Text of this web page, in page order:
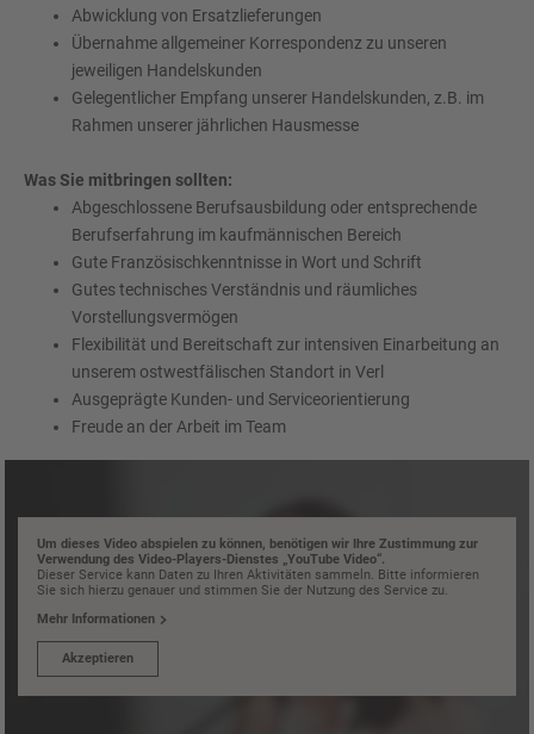
Abwicklung von Ersatzlieferungen
Übernahme allgemeiner Korrespondenz zu unseren
jeweiligen Handelskunden
Gelegentlicher Empfang unserer Handelskunden, z.B. im
Rahmen unserer jährlichen Hausmesse
Was Sie mitbringen sollten:
Abgeschlossene Berufsausbildung oder entsprechende
Berufserfahrung im kaufmännischen Bereich
Gute Französischkenntnisse in Wort und Schrift
Gutes technisches Verständnis und räumliches
Vorstellungsvermögen
Flexibilität und Bereitschaft zur intensiven Einarbeitung an
unserem ostwestfälischen Standort in Verl
Ausgeprägte Kunden- und Serviceorientierung
Freude an der Arbeit im Team
Um dieses Video abspielen zu können, benötigen wir Ihre Zustimmung zur
Verwendung des Video-Players-Dienstes „YouTube Video“.
Dieser Service kann Daten zu Ihren Aktivitäten sammeln. Bitte informieren
Sie sich hierzu genauer und stimmen Sie der Nutzung des Service zu.
Mehr Informationen
Akzeptieren